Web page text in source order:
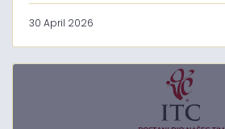
30 April 2026